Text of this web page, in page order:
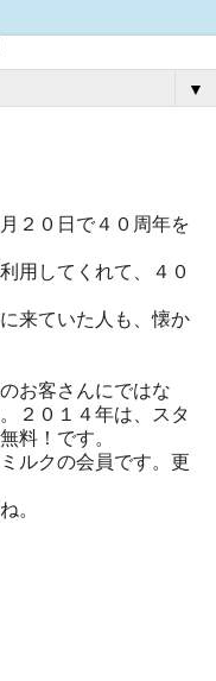
▼
２０日で４０周年を
用してくれて、４０
来ていた人も、懐か
お客さんにではな
２０１４年は、スタ
料！です。
ルクの会員です。更
。